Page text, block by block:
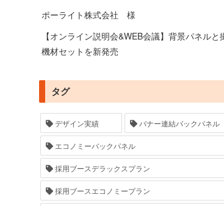
ポーライト株式会社 様
【オンライン説明会&WEB会議】背景パネルと
機材セットを新発売
タグ
デザイン実績 バナー連結バックパネル
エコノミーバックパネル
採用ブースデラックスプラン
採用ブースエコノミープラン